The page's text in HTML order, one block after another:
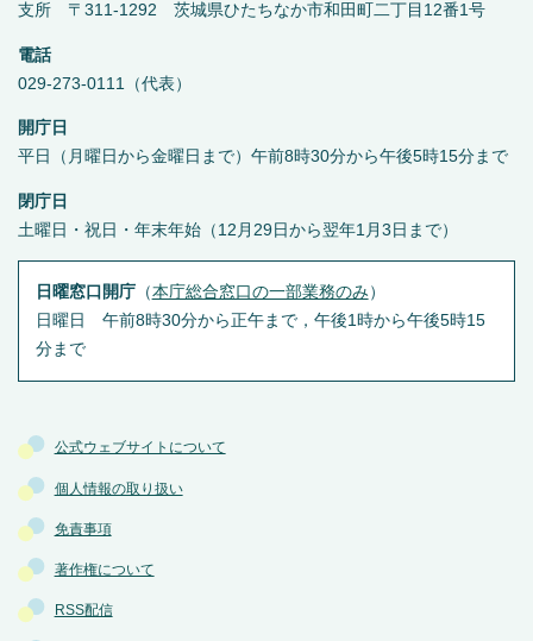
公式ウェブサイトについて
個人情報の取り扱い
免責事項
著作権について
RSS配信
支所 〒311-1292 茨城県ひたちなか市和田町二丁目12番1号
電話
029-273-0111（代表）
開庁日
平日（月曜日から金曜日まで）午前8時30分から午後5時15分まで
閉庁日
土曜日・祝日・年末年始（12月29日から翌年1月3日まで）
日曜窓口開庁（本庁総合窓口の一部業務のみ ）
日曜日 午前8時30分から正午まで，午後1時から午後5時15
分まで